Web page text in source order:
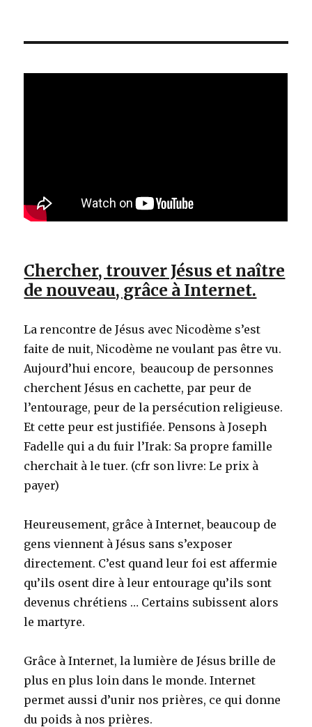
Chercher, trouver Jésus et naître
de nouveau, grâce à Internet.
La rencontre de Jésus avec Nicodème s’est
faite de nuit, Nicodème ne voulant pas être vu.
Aujourd’hui encore, beaucoup de personnes
cherchent Jésus en cachette, par peur de
l’entourage, peur de la persécution religieuse.
Et cette peur est justifiée. Pensons à Joseph
Fadelle qui a du fuir l’Irak: Sa propre famille
cherchait à le tuer. (cfr son livre: Le prix à
payer)
Heureusement, grâce à Internet, beaucoup de
gens viennent à Jésus sans s’exposer
directement. C’est quand leur foi est affermie
qu’ils osent dire à leur entourage qu’ils sont
devenus chrétiens … Certains subissent alors
le martyre.
Grâce à Internet, la lumière de Jésus brille de
plus en plus loin dans le monde. Internet
permet aussi d’unir nos prières, ce qui donne
du poids à nos prières.